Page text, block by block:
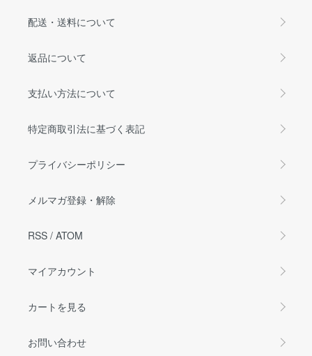
配送・送料について
返品について
支払い方法について
特定商取引法に基づく表記
プライバシーポリシー
メルマガ登録・解除
RSS / ATOM
マイアカウント
カートを見る
お問い合わせ